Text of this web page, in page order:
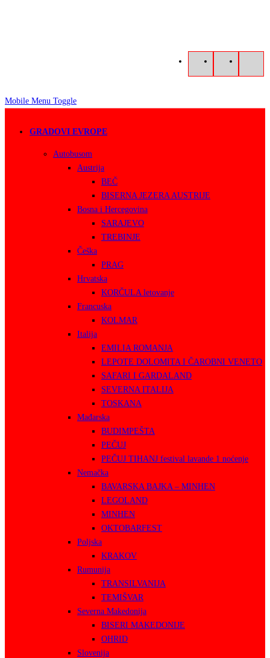
Mobile Menu Toggle
GRADOVI EVROPE
Autobusom
Austrija
BEČ
BISERNA JEZERA AUSTRIJE
Bosna i Hercegovina
SARAJEVO
TREBINJE
Češka
PRAG
Hrvatska
KORČULA letovanje
Francuska
KOLMAR
Italija
EMILIA ROMANJA
LEPOTE DOLOMITA I ČAROBNI VENETO
SAFARI I GARDALAND
SEVERNA ITALIJA
TOSKANA
Mađarska
BUDIMPEŠTA
PEČUJ
PEČUJ TIHANJ festival lavande 1 noćenje
Nemačka
BAVARSKA BAJKA – MINHEN
LEGOLAND
MINHEN
OKTOBARFEST
Poljska
KRAKOV
Rumunija
TRANSILVANIJA
TEMIŠVAR
Severna Makedonija
BISERI MAKEDONIJE
OHRID
Slovenija